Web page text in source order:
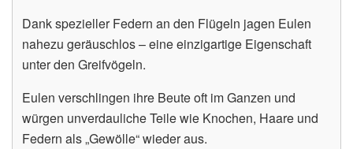
Dank spezieller Federn an den Flügeln jagen Eulen
nahezu geräuschlos – eine einzigartige Eigenschaft
unter den Greifvögeln.
Eulen verschlingen ihre Beute oft im Ganzen und
würgen unverdauliche Teile wie Knochen, Haare und
Federn als „Gewölle“ wieder aus.